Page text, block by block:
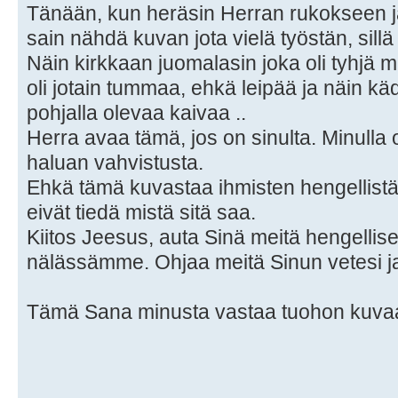
Tänään, kun heräsin Herran rukokseen
sain nähdä kuvan jota vielä työstän,
Näin kirkkaan juomalasin joka oli tyhjä
oli jotain tummaa, ehkä leipää ja näin
pohjalla olevaa kaivaa ..
Herra avaa tämä, jos on sinulta. Minulla
haluan vahvistusta.
Ehkä tämä kuvastaa ihmisten
eivät tiedä mistä sitä saa.
Kiitos Jeesus, auta Sinä meitä
nälässämme. Ohjaa meitä Sinun vetesi
Tämä Sana minusta vastaa tuohon